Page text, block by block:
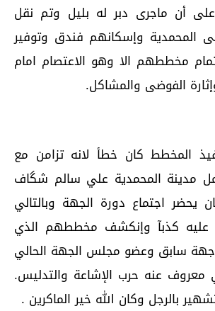
أن ماجرى دبر له بليل وتم نقل
المحمدية وإسكانهم فندق وتوفير
مخططهم الا وهو الاعتصام امام
الفوضى والمشاكل.
المخطط كان خطأ لانه تزامن مع
مدينة المحمدية علي سالم شگاف
يحضر اجتماع دورة الجهة وبالتالي
عليه كذبآ وإنكشف مخططهم الذي
سابق وعضو مجلس الجهة الحالي
معروف عنه حرب الإشاعة والتدليس.
بالرجل وكان الله خير الماكرين .